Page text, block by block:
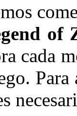
of
cada
Para